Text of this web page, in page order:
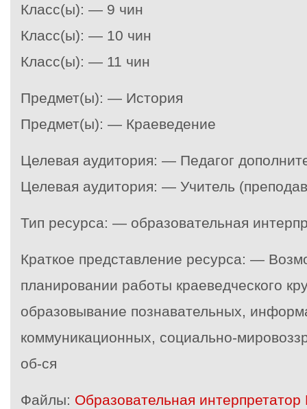
Класс(ы): — 9 чин
Класс(ы): — 10 чин
Класс(ы): — 11 чин
Предмет(ы): — История
Предмет(ы): — Краеведение
Целевая аудитория: — Педагог
Целевая аудитория: — Учитель
Тип ресурса: — образовательная
Краткое представление ресурса: —
планировании работы краеведческого
образовывание познавательных,
коммуникационных, социально-
об-ся
Файлы: Образовательная